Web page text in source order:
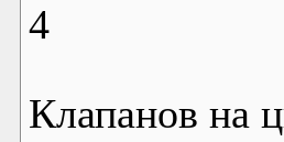
4
Клапанов на